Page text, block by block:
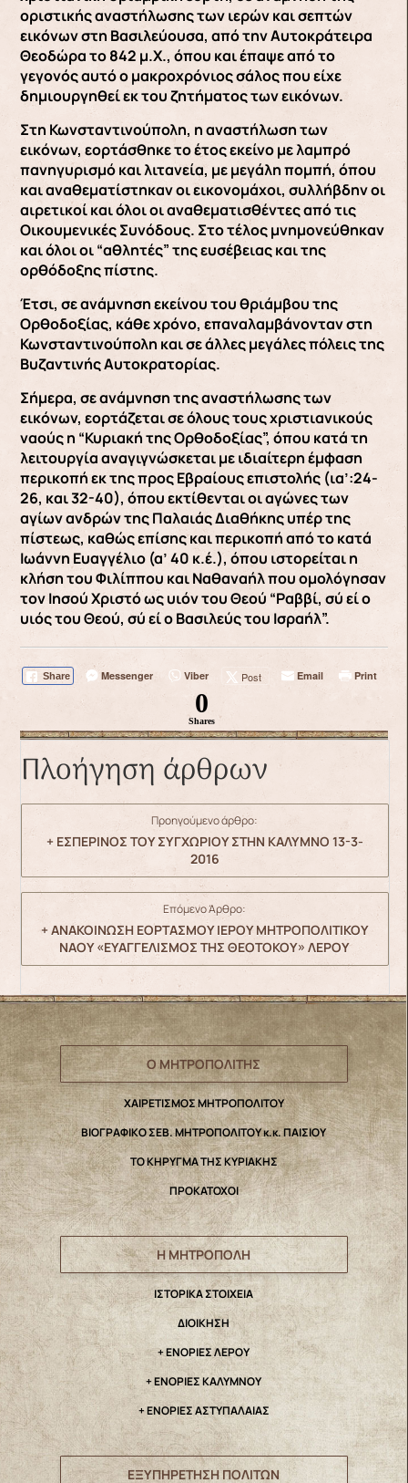
οριστικής αναστήλωσης των ιερών και σεπτών
εικόνων στη Βασιλεύουσα, από την Αυτοκράτειρα
Θεοδώρα το 842 μ.Χ., όπου και έπαψε από το
γεγονός αυτό ο μακροχρόνιος σάλος που είχε
δημιουργηθεί εκ του ζητήματος των εικόνων.
Στη Κωνσταντινούπολη, η αναστήλωση των
εικόνων, εορτάσθηκε το έτος εκείνο με λαμπρό
πανηγυρισμό και λιτανεία, με μεγάλη πομπή, όπου
και αναθεματίστηκαν οι εικονομάχοι, συλλήβδην οι
αιρετικοί και όλοι οι αναθεματισθέντες από τις
Οικουμενικές Συνόδους. Στο τέλος μνημονεύθηκαν
και όλοι οι “αθλητές” της ευσέβειας και της
ορθόδοξης πίστης.
Έτσι, σε ανάμνηση εκείνου του θριάμβου της
Ορθοδοξίας, κάθε χρόνο, επαναλαμβάνονταν στη
Κωνσταντινούπολη και σε άλλες μεγάλες πόλεις της
Βυζαντινής Αυτοκρατορίας.
Σήμερα, σε ανάμνηση της αναστήλωσης των
εικόνων, εορτάζεται σε όλους τους χριστιανικούς
ναούς η “Κυριακή της Ορθοδοξίας”, όπου κατά τη
λειτουργία αναγιγνώσκεται με ιδιαίτερη έμφαση
περικοπή εκ της προς Εβραίους επιστολής (ια’:24-
26, και 32-40), όπου εκτίθενται οι αγώνες των
αγίων ανδρών της Παλαιάς Διαθήκης υπέρ της
πίστεως, καθώς επίσης και περικοπή από το κατά
Ιωάννη Ευαγγέλιο (α’ 40 κ.έ.), όπου ιστορείται η
κλήση του Φιλίππου και Ναθαναήλ που ομολόγησαν
τον Ιησού Χριστό ως υιόν του Θεού “Ραββί, σύ εί ο
υιός του Θεού, σύ εί ο Βασιλεύς του Ισραήλ”.
Share Messenger Viber Post Email Print
0
Shares
Πλοήγηση άρθρων
Προηγούμενο άρθρο:
+ ΕΣΠΕΡΙΝΟΣ ΤΟΥ ΣΥΓΧΩΡΙΟΥ ΣΤΗΝ ΚΑΛΥΜΝΟ 13-3-
2016
Επόμενο Άρθρο:
+ ΑΝΑΚΟΙΝΩΣΗ ΕΟΡΤΑΣΜΟΥ ΙΕΡΟΥ ΜΗΤΡΟΠΟΛΙΤΙΚΟΥ
ΝΑΟΥ «ΕΥΑΓΓΕΛΙΣΜΟΣ ΤΗΣ ΘΕΟΤΟΚΟΥ» ΛΕΡΟΥ
Ο ΜΗΤΡΟΠΟΛΙΤΗΣ
ΧΑΙΡΕΤΙΣΜΟΣ ΜΗΤΡΟΠΟΛΙΤΟΥ
ΒΙΟΓΡΑΦΙΚΟ ΣΕΒ. ΜΗΤΡΟΠΟΛΙΤΟΥ κ.κ. ΠΑΙΣΙΟΥ
ΤΟ ΚΗΡΥΓΜΑ ΤΗΣ ΚΥΡΙΑΚΗΣ
ΠΡΟΚΑΤΟΧΟΙ
Η ΜΗΤΡΟΠΟΛΗ
IΣΤΟΡΙΚΑ ΣΤΟΙΧΕΙΑ
ΔΙΟΙΚΗΣΗ
+ ΕΝΟΡΙΕΣ ΛΕΡΟΥ
+ ΕΝΟΡΙΕΣ ΚΑΛΥΜΝΟΥ
+ ΕΝΟΡΙΕΣ ΑΣΤΥΠΑΛΑΙΑΣ
ΕΞΥΠΗΡΕΤΗΣΗ ΠΟΛΙΤΩΝ